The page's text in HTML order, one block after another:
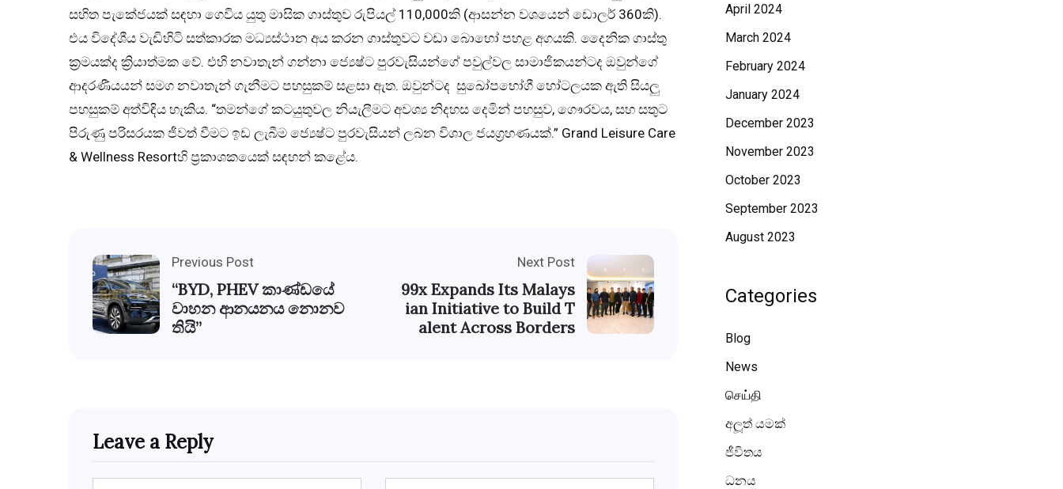
සහිත පැකේජයක් සඳහා ගෙවිය යුතු මාසික ගාස්තුව රුපියල් 110,000කි (ආසන්න වශයෙන් ඩොලර් 360කි).
එය විදේශීය වැඩිහිටි සත්කාරක මධ්‍යස්ථාන අය කරන ගාස්තුවට වඩා බොහෝ පහළ අගයකි. දෛනික ගාස්තු
ක්‍රමයක්ද ක්‍රියාත්මක වේ. එහි නවාතැන් ගන්නා ජ්‍යෙෂ්ට පුරවැසියන්ගේ පවුල්වල සාමාජිකයන්ටද ඔවුන්ගේ
ආදරණීයයන් සමග නවාතැන් ගැනීමට පහසුකම් සළසා ඇත. ඔවුන්ටද සුඛෝපභෝගී හෝටලයක ඇති සියලු
පහසුකම් අත්විඳිය හැකිය. “තමන්ගේ කටයුතුවල නියැලීමට අවශ්‍ය නිදහස දෙමින් පහසුව, ගෞරවය, සහ සතුට
පිරුණු පරිසරයක ජීවත් වීමට ඉඩ ලැබීම ජ්‍යෙෂ්ට පුරවැසියන් ලබන විශාල ජයග්‍රහණයක්.” Grand Leisure Care
& Wellness Resortහි ප්‍රකාශකයෙක් සඳහන් කළේය.
Previous Post
“BYD, PHEV කාණ්ඩයේ
වාහන ආනයනය නොනව
තියි”
Next Post
99x Expands Its Malays
ian Initiative to Build T
alent Across Borders
Leave a Reply
April 2024
March 2024
February 2024
January 2024
December 2023
November 2023
October 2023
September 2023
August 2023
Categories
Blog
News
செய்தி
අලූත් යමක්
ජීවිතය
ධනය